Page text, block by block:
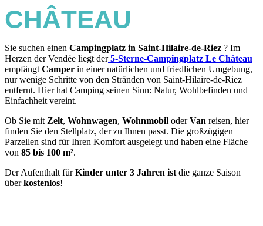
CHÂTEAU
Sie suchen einen Campingplatz in Saint-Hilaire-de-Riez ? Im
Herzen der Vendée liegt der 5-Sterne-Campingplatz Le Château
empfängt Camper in einer natürlichen und friedlichen Umgebung,
nur wenige Schritte von den Stränden von Saint-Hilaire-de-Riez
entfernt. Hier hat Camping seinen Sinn: Natur, Wohlbefinden und
Einfachheit vereint.
Ob Sie mit Zelt, Wohnwagen, Wohnmobil oderVan reisen, hier
finden Sie den Stellplatz, der zu Ihnen passt. Die großzügigen
Parzellen sind für Ihren Komfort ausgelegt und haben eine Fläche
von 85 bis 100 m².
Der Aufenthalt fürKinder unter 3 Jahren ist die ganze Saison
überkostenlos!